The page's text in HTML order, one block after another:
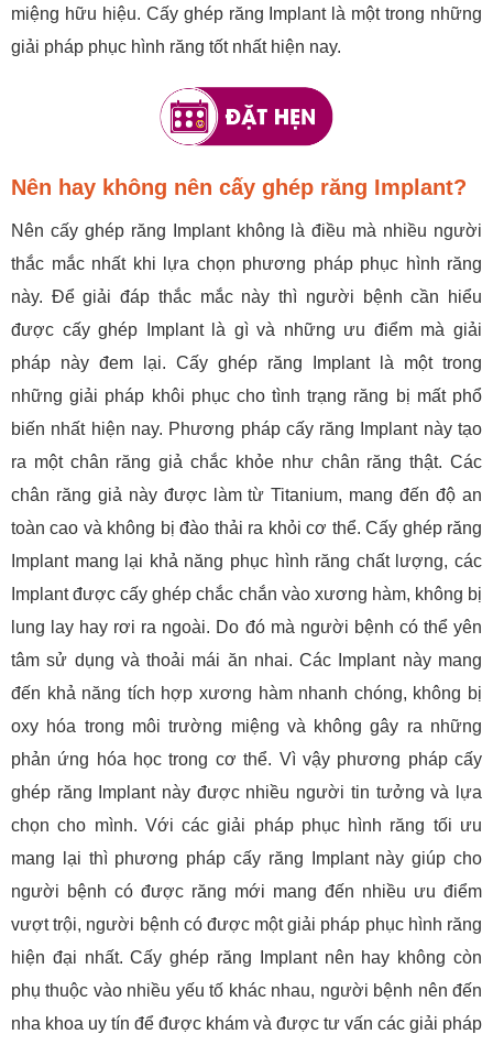
miệng hữu hiệu. Cấy ghép răng Implant là một trong những
giải pháp phục hình răng tốt nhất hiện nay.
Nên hay không nên cấy ghép răng Implant?
Nên cấy ghép răng Implant không là điều mà nhiều người
thắc mắc nhất khi lựa chọn phương pháp phục hình răng
này. Để giải đáp thắc mắc này thì người bệnh cần hiểu
được cấy ghép Implant là gì và những ưu điểm mà giải
pháp này đem lại. Cấy ghép răng Implant là một trong
những giải pháp khôi phục cho tình trạng răng bị mất phổ
biến nhất hiện nay. Phương pháp cấy răng Implant này tạo
ra một chân răng giả chắc khỏe như chân răng thật. Các
chân răng giả này được làm từ Titanium, mang đến độ an
toàn cao và không bị đào thải ra khỏi cơ thể. Cấy ghép răng
Implant mang lại khả năng phục hình răng chất lượng, các
Implant được cấy ghép chắc chắn vào xương hàm, không bị
lung lay hay rơi ra ngoài. Do đó mà người bệnh có thể yên
tâm sử dụng và thoải mái ăn nhai. Các Implant này mang
đến khả năng tích hợp xương hàm nhanh chóng, không bị
oxy hóa trong môi trường miệng và không gây ra những
phản ứng hóa học trong cơ thể. Vì vậy phương pháp cấy
ghép răng Implant này được nhiều người tin tưởng và lựa
chọn cho mình. Với các giải pháp phục hình răng tối ưu
mang lại thì phương pháp cấy răng Implant này giúp cho
người bệnh có được răng mới mang đến nhiều ưu điểm
vượt trội, người bệnh có được một giải pháp phục hình răng
hiện đại nhất. Cấy ghép răng Implant nên hay không còn
phụ thuộc vào nhiều yếu tố khác nhau, người bệnh nên đến
nha khoa uy tín để được khám và được tư vấn các giải pháp